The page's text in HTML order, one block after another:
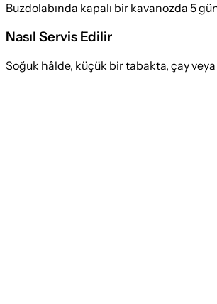
Buzdolabında kapalı bir kavanozda 5
Nasıl Servis Edilir
Soğuk hâlde, küçük bir tabakta, çay